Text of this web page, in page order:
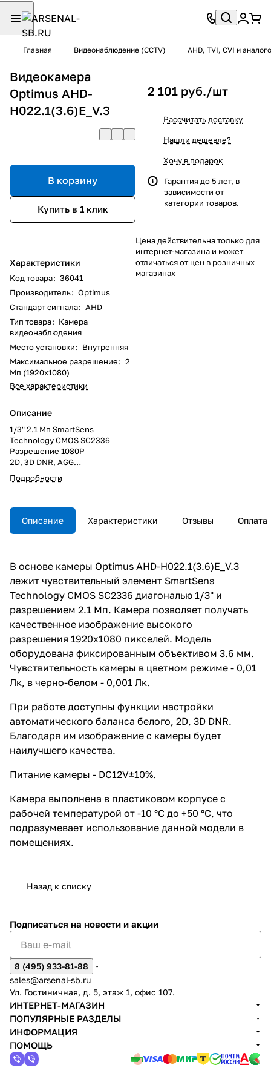
Главная Видеонаблюдение (CCTV) AHD, TVI, CVI и
Видеокамера
Optimus AHD-
H022.1(3.6)E_V.3
В корзину
Купить в 1 клик
Характеристики
Код товара: 36041
Производитель: Optimus
Стандарт сигнала: AHD
Тип товара: Камера
видеонаблюдения
Место установки: Внутренняя
Максимальное разрешение: 2
Мп (1920x1080)
Все характеристики
Описание
1/3" 2.1 Мп SmartSens
Technology CMOS SC2336
Разрешение 1080P
2D, 3D DNR, AGG
Режим день/ночь
Подробности
2 101 руб./шт
Рассчитать доставку
Нашли дешевле?
Хочу в подарок
Гарантия до 5 лет, в
зависимости от
категории товаров.
Цена действительна только для
интернет-магазина и может
отличаться от цен в розничных
магазинах
Описание Характеристики Отзывы Оплата
В основе камеры Optimus AHD-H022.1(3.6)E_V.3
лежит чувствительный элемент SmartSens
Technology CMOS SC2336 диагональю 1/3" и
разрешением 2.1 Мп. Камера позволяет получать
качественное изображение высокого
разрешения 1920х1080 пикселей. Модель
оборудована фиксированным объективом 3.6 мм.
Чувствительность камеры в цветном режиме - 0,01
Лк, в черно-белом - 0,001 Лк.
При работе доступны функции настройки
автоматического баланса белого, 2D, 3D DNR.
Благодаря им изображение с камеры будет
наилучшего качества.
Питание камеры - DC12V±10%.
Камера выполнена в пластиковом корпусе с
рабочей температурой от -10 °С до +50 °С, что
подразумевает использование данной модели в
помещениях.
Назад к списку
Подписаться на новости и акции
8 (495) 933-81-88
sales@arsenal-sb.ru
Ул. Гостиничная, д. 5, этаж 1, офис 107.
ИНТЕРНЕТ-МАГАЗИН
ПОПУЛЯРНЫЕ РАЗДЕЛЫ
ИНФОРМАЦИЯ
ПОМОЩЬ